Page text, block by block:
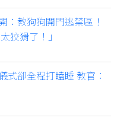
：教狗狗開門逃禁區！
狡猾了！」
式卻全程打瞌睡 教官：